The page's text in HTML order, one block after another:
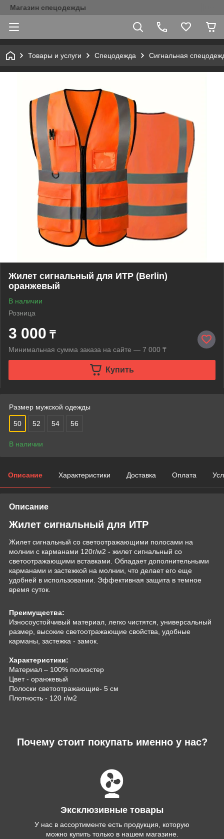
Магазин спецодежды
Товары и услуги Спецодежда Сигнальная
Жилет сигнальный для ИТР (Berlin)
оранжевый
В наличии
Розница
3 000 ₸
Минимальная сумма заказа на сайте — 7 000 ₸
Купить
Размер мужской одежды
50 52 54 56
В наличии
Описание Характеристики Доставка Оплата
Описание
Жилет сигнальный для ИТР
Жилет сигнальный со светоотражающими полосами на
молнии с карманами 120г/м2 - жилет сигнальный со
светоотражающими вставками. Обладает дополнительными
карманами и застежкой на молнии, что делает его еще
удобней в использовании. Эффективная защита в темное
время суток.
Преимущества:
Износоустойчивый материал, легко чистятся, универсальный
размер, высокие светоотражающие свойства, удобные
карманы, застежка - замок.
Характеристики:
Материал – 100% полиэстер
Цвет - оранжевый
Полоски светоотражающие- 5 см
Плотность - 120 г/м2
Почему стоит покупать именно у нас?
Эксклюзивные товары
У нас в ассортименте есть продукция, которую
можно купить только в нашем магазине.